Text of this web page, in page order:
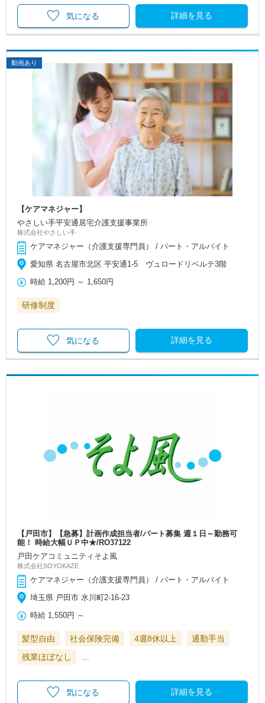
詳細を見る
気になる
動画あり
【ケアマネジャー】
やさしい手平安通居宅介護支援事業所
株式会社やさしい手
ケアマネジャー（介護支援専門員） / パート・アルバイト
愛知県 名古屋市北区 平安通1-5 ヴュロードリベルテ3階
時給 1,200円 ～ 1,650円
研修制度
詳細を見る
気になる
【戸田市】【急募】計画作成担当者/パート募集 週１日～勤務可
能！ 時給大幅ＵＰ中★/RO37122
戸田ケアコミュニティそよ風
株式会社SOYOKAZE
ケアマネジャー（介護支援専門員） / パート・アルバイト
埼玉県 戸田市 氷川町2-16-23
時給 1,550円 ～
髪型自由 社会保険完備 4週8休以上
通勤手当
残業ほぼなし
…
詳細を見る
気になる